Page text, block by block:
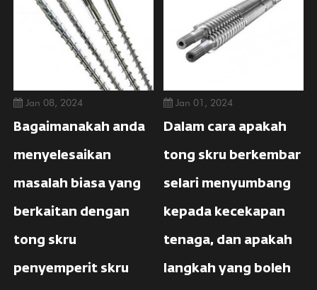
Jan 08, 2024
Bagaimanakah anda
menyelesaikan
masalah biasa yang
berkaitan dengan
tong skru
penyemperit skru
Jan 01, 2024
Dalam cara apakah
tong skru berkembar
selari menyumbang
kepada kecekapan
tenaga, dan apakah
langkah yang boleh